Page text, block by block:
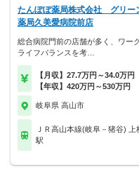
たんぽぽ薬局株式会社 グリー
薬局久美愛病院前店
総合病院門前の店舗が多く、ワーク
ライフバランスを考…
【月収】27.7万円～34.0万円
【年収】420万円～530万円
岐阜県 高山市
ＪＲ高山本線(岐阜－猪谷) 上
駅